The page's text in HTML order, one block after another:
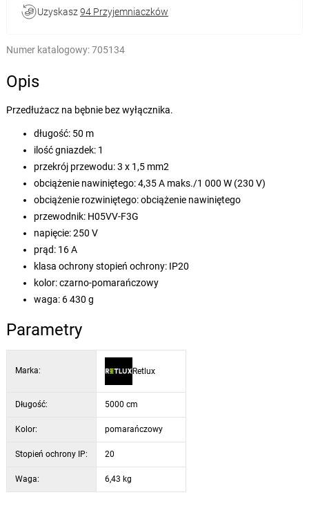
Uzyskasz 94 Przyjemniaczków
Numer katalogowy:705134
Opis
Przedłużacz na bębnie bez wyłącznika.
długość: 50 m
ilość gniazdek: 1
przekrój przewodu: 3 x 1,5 mm2
obciążenie nawiniętego: 4,35 A maks./1 000 W (230 V)
obciążenie rozwiniętego: obciążenie nawiniętego
przewodnik: H05VV-F3G
napięcie: 250 V
prąd: 16 A
klasa ochrony stopień ochrony: IP20
kolor: czarno-pomarańczowy
waga: 6 430 g
Parametry
Marka: Retlux
Długość: 5000 cm
Kolor: pomarańczowy
Stopień ochrony IP: 20
Waga: 6,43 kg